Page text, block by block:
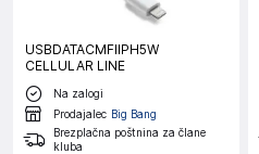
USBDATACMFIIPH5W
CELLULAR LINE
Na zalogi
Prodajalec Big Bang
Brezplačna poštnina za člane
kluba